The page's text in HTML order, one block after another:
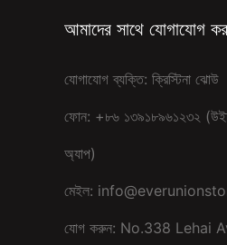
আমাদের সাথে যোগাযোগ
যোগাযোগ ব্যক্তি: ক্রিস্টিনা ঝোউ
ফোন: +৮৬ ১৩৯১৮৯৬১২৩২
অ্যাপ)
মেইল:
যোগ করুন: No.338 Lehai